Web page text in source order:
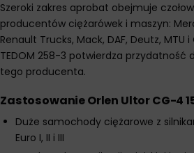
Szeroki zakres aprobat obejmuje
producentów ciężarówek i maszyn:
Renault Trucks, Mack, DAF, Deutz, MTU
TEDOM 258-3 potwierdza przydatność
tego producenta.
Zastosowanie Orlen Ultor CG-4
Duże samochody ciężarowe z
Euro I, II i III